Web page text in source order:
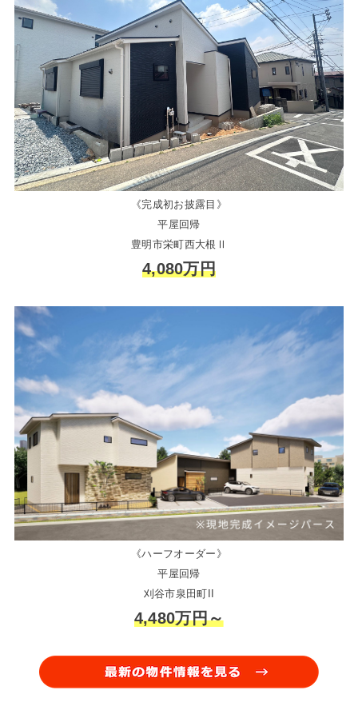
《完成初お披露目》
平屋回帰
豊明市栄町西大根Ⅱ
4,080万円
《ハーフオーダー》
平屋回帰
刈谷市泉田町II
4,480万円～